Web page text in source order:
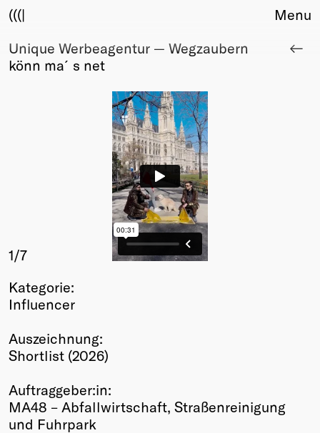
(((|
About
Club
Info
Young Creatives
Friends of Creativity
Winners
2026
Annual
Menu
Unique Werbeagentur — Wegzaubern
könn ma´s net
1/7
Kategorie:
Influencer
Auszeichnung:
Shortlist (2026)
Auftraggeber:in:
MA48 – Abfallwirtschaft, Straßenreinigung
und Fuhrpark